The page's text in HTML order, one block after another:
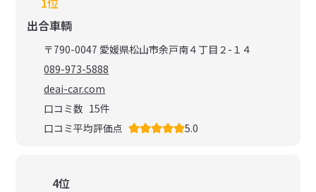
出合車輌
〒790-0047 愛媛県松山市余戸南４丁目２-１４
089-973-5888
deai-car.com
口コミ数 15件
口コミ平均評価点
5.0
4位